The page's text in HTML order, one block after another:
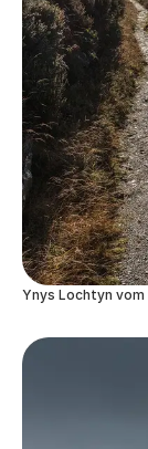
Ynys Lochtyn vom